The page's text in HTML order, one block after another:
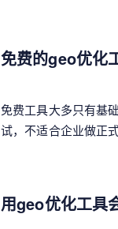
免费的geo优化
免费工具大多只有基
试，不适合企业做正
用geo优化工具